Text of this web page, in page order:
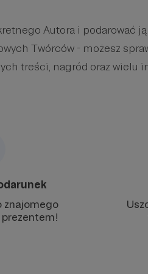
Autora i podarować
Twórców - możesz
treści, nagród oraz wielu
znajomego